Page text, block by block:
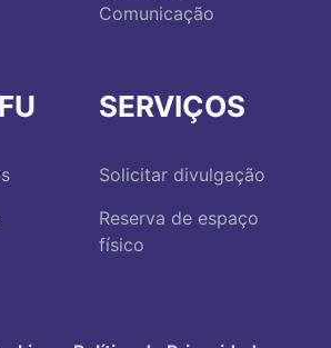
Comunicação
SERVIÇOS
Solicitar divulgação
Reserva de espaço
físico